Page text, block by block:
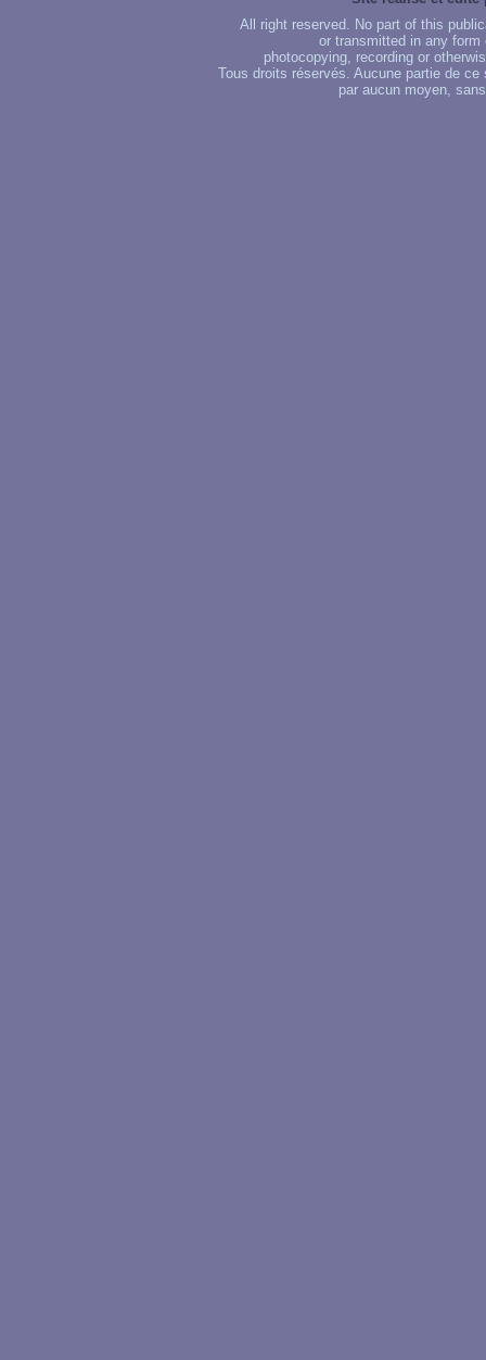
All right reserved. No part of this
or transmitted in any
photocopying, recording or
Tous droits réservés. Aucune partie de
par aucun moyen,